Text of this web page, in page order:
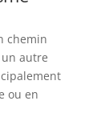
chemin
autre
ou en